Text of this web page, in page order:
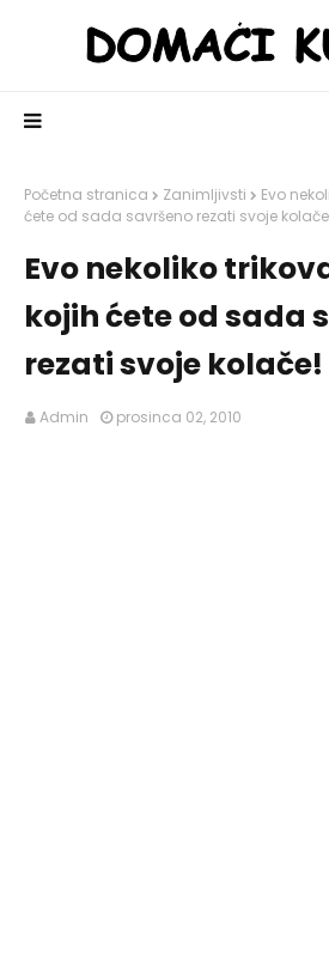
Početna stranica Zanimljivsti
Evo
ćete od sada savršeno rezati svoje
Evo nekoliko
kojih ćete od sada
rezati svoje kolače!
Admin prosinca 02, 2010